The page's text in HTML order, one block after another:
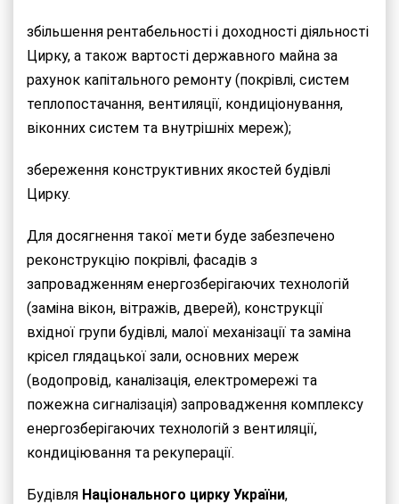
збільшення рентабельності і доходності діяльності
Цирку, а також вартості державного майна за
рахунок капітального ремонту (покрівлі, систем
теплопостачання, вентиляції, кондиціонування,
віконних систем та внутрішніх мереж);
збереження конструктивних якостей будівлі
Цирку.
Для досягнення такої мети буде забезпечено
реконструкцію покрівлі, фасадів з
запровадженням енергозберігаючих технологій
(заміна вікон, вітражів, дверей), конструкції
вхідної групи будівлі, малої механізації та заміна
крісел глядацької зали, основних мереж
(водопровід, каналізація, електромережі та
пожежна сигналізація) запровадження комплексу
енергозберігаючих технологій з вентиляції,
кондиціювання та рекуперації.
Будівля Національного цирку України,